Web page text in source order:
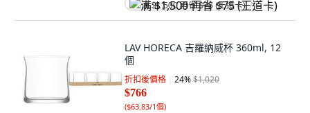
满 $1,500 再省 $75 (王道卡)
LAV HORECA 吉羅納威杯 360ml, 12
個
折扣後價格 24%$1,020
$766
($63.83/1個)